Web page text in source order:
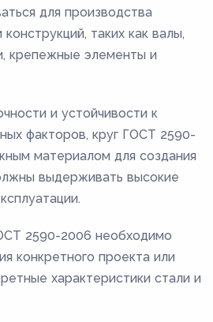
для производства
таких как валы,
крепежные элементы и
и устойчивости к
факторов, круг ГОСТ 2590-
материалом для создания
выдерживать высокие
2590-2006 необходимо
конкретного проекта или
характеристики стали и